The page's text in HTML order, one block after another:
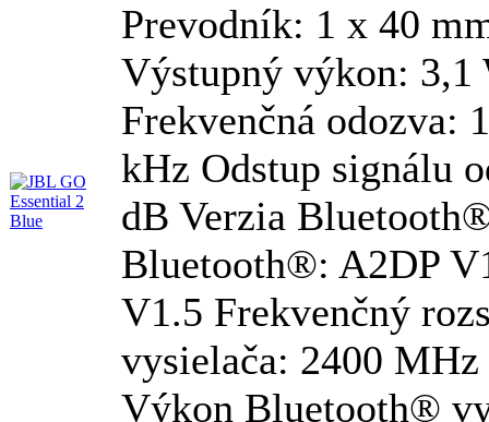
Prevodník: 1 x 40
Výstupný výkon: 3,1
Frekvenčná odozva:
kHz Odstup signálu
dB Verzia
Bluetooth®: A2DP
V1.5 Frekvenčný
vysielača: 2400
Výkon Bluetooth®